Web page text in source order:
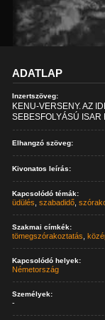
ADATLAP
Inzertszöveg:
KENU-VERSENY. AZ
SEBESFOLYÁSÚ ISAR
Elhangzó szöveg:
Kivonatos leírás:
Kapcsolódó témák:
üdülés ,szabadidő ,
Szakmai címkék:
tömegszórakoztatás ,
Kapcsolódó helyek:
Németország
Személyek:
-